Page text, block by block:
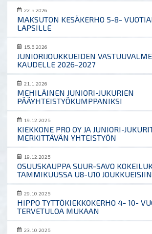
22.5.2026
MAKSUTON KESÄKERHO 5-8-
LAPSILLE
15.5.2026
JUNIORIJOUKKUEIDEN
KAUDELLE 2026-2027
21.1.2026
MEHILÄINEN JUNIORI-JUKURIEN
PÄÄYHTEISTYÖKUMPPANIKSI
19.12.2025
KIEKKONE PRO OY JA JUNIORI-
MERKITTÄVÄN YHTEISTYÖN
19.12.2025
OSUUSKAUPPA SUUR-SAVO
TAMMIKUUSSA U8-U10 JOUKKUEISIIN
29.10.2025
HIPPO TYTTÖKIEKKOKERHO 4- 10-
TERVETULOA MUKAAN
23.10.2025